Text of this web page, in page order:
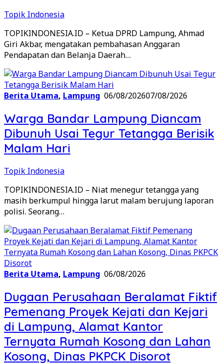
Topik Indonesia
TOPIKINDONESIA.ID – Ketua DPRD Lampung, Ahmad
Giri Akbar, mengatakan pembahasan Anggaran
Pendapatan dan Belanja Daerah…
Berita Utama, Lampung 06/08/202607/08/2026
Warga Bandar Lampung Diancam
Dibunuh Usai Tegur Tetangga Berisik
Malam Hari
Topik Indonesia
TOPIKINDONESIA.ID – Niat menegur tetangga yang
masih berkumpul hingga larut malam berujung laporan
polisi. Seorang…
Berita Utama, Lampung 06/08/2026
Dugaan Perusahaan Beralamat Fiktif
Pemenang Proyek Kejati dan Kejari
di Lampung, Alamat Kantor
Ternyata Rumah Kosong dan Lahan
Kosong, Dinas PKPCK Disorot